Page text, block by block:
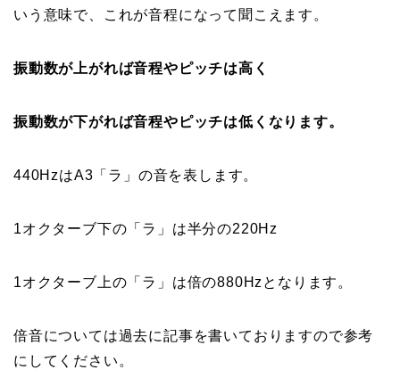
いう意味で、これが音程になって聞こえます。
振動数が上がれば音程やピッチは高く
振動数が下がれば音程やピッチは低くなります。
440HzはA3「ラ」の音を表します。
1オクターブ下の「ラ」は半分の220Hz
1オクターブ上の「ラ」は倍の880Hzとなります。
倍音については過去に記事を書いておりますので参考
にしてください。